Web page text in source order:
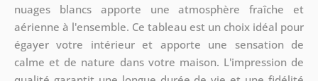
nuages blancs apporte une atmosphère fraîche et
aérienne à l'ensemble. Ce tableau est un choix idéal pour
égayer votre intérieur et apporte une sensation de
calme et de nature dans votre maison. L'impression de